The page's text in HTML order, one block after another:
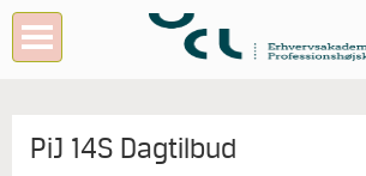
PiJ 14S Dagtilbud